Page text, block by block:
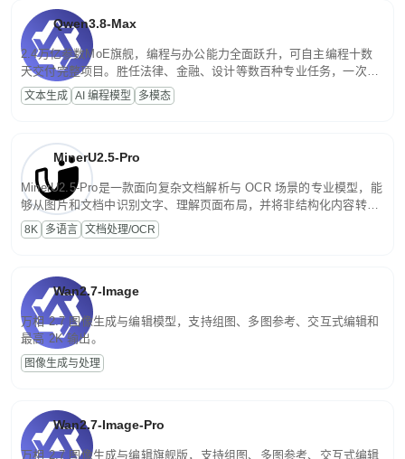
Qwen3.8-Max
2.4万亿参数MoE旗舰，编程与办公能力全面跃升，可自主编程十数
天交付完整项目。胜任法律、金融、设计等数百种专业任务，一次对
话端到端交付生产级成果。原生视觉理解贯穿规划、执行与验证全流
程，支持超长文档与长视频的深度语义解析。长程任务中自主规划与
文本生成 AI 编程模型 多模态
MinerU2.5-Pro
MinerU2.5-Pro是一款面向复杂文档解析与 OCR 场景的专业模型，能
够从图片和文档中识别文字、理解页面布局，并将非结构化内容转换
为便于存储、检索和二次处理的结构化结果。
8K 多语言 文档处理/OCR
Wan2.7-Image
万相 2.7 图像生成与编辑模型，支持组图、多图参考、交互式编辑和
最高 2K 输出。
图像生成与处理
Wan2.7-Image-Pro
万相 2.7 图像生成与编辑旗舰版，支持组图、多图参考、交互式编辑